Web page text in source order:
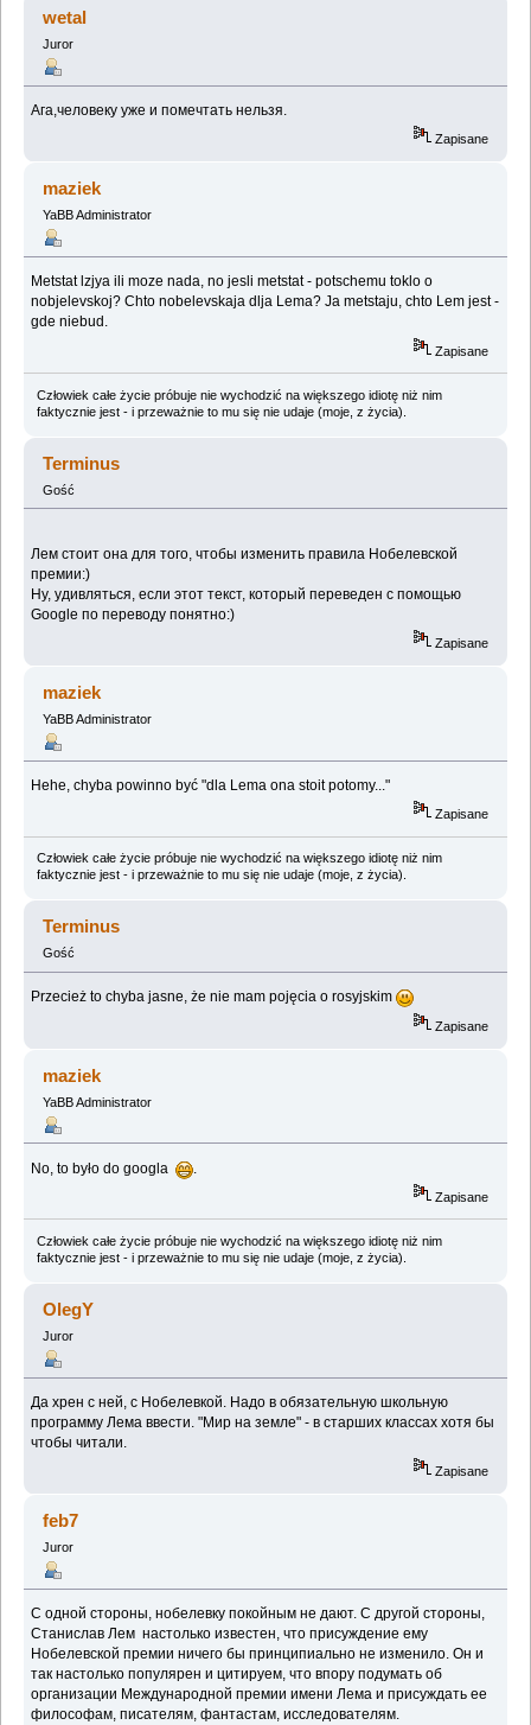
wetal
Juror
Ага,человеку уже и помечтать нельзя.
Zapisane
maziek
YaBB Administrator
Metstat lzjya ili moze nada, no jesli metstat - potschemu toklo o
nobjelevskoj? Chto nobelevskaja dlja Lema? Ja metstaju, chto Lem jest -
gde niebud.
Zapisane
Człowiek całe życie próbuje nie wychodzić na większego idiotę niż nim
faktycznie jest - i przeważnie to mu się nie udaje (moje, z życia).
Terminus
Gość
Лем стоит она для того, чтобы изменить правила Нобелевской
премии:)
Ну, удивляться, если этот текст, который переведен с помощью
Google по переводу понятно:)
Zapisane
maziek
YaBB Administrator
Hehe, chyba powinno być "dla Lema ona stoit potomy..."
Zapisane
Człowiek całe życie próbuje nie wychodzić na większego idiotę niż nim
faktycznie jest - i przeważnie to mu się nie udaje (moje, z życia).
Terminus
Gość
Przecież to chyba jasne, że nie mam pojęcia o rosyjskim
Zapisane
maziek
YaBB Administrator
No, to było do googla
Zapisane
Człowiek całe życie próbuje nie wychodzić na większego idiotę niż nim
faktycznie jest - i przeważnie to mu się nie udaje (moje, z życia).
OlegY
Juror
Да хрен с ней, с Нобелевкой. Надо в обязательную школьную
программу Лема ввести. "Мир на земле" - в старших классах хотя бы
чтобы читали.
Zapisane
feb7
Juror
С одной стороны, нобелевку покойным не дают. С другой стороны,
Станислав Лем настолько известен, что присуждение ему
Нобелевской премии ничего бы принципиально не изменило. Он и
так настолько популярен и цитируем, что впору подумать об
организации Международной премии имени Лема и присуждать ее
философам, писателям, фантастам, исследователям.